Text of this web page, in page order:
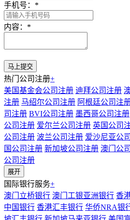
手机号： *
内容： *
热门公司注册+
美国基金会公司注册 迪拜公司注册
注册 马绍尔公司注册 阿根廷公司注
司注册 BVI公司注册 墨西哥公司注册
公司注册 爱尔兰公司注册 英国公司
公司注册 波兰公司注册 爱沙尼亚公
国公司注册 新加坡公司注册 澳门公
公司注册
展开
国际银行服务+
澳门立桥银行 澳门工银亚洲银行 香
中国银行 香港汇丰银行 华侨NRA银